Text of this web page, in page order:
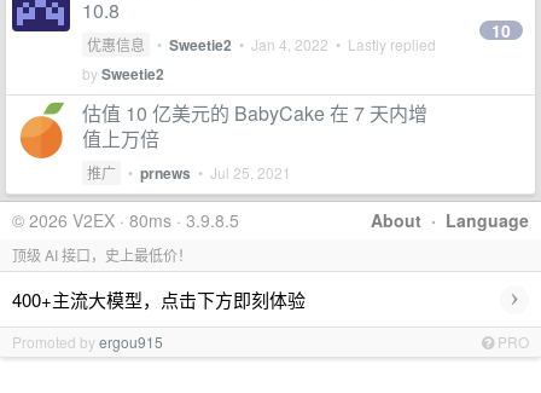
10.8
优惠信息 • Sweetie2 • Jan 4, 2022 • Lastly replied
bySweetie2
10
估值 10 亿美元的 BabyCake 在 7 天内增
值上万倍
推广 • prnews • Jul 25, 2021
About · Language
© 2026 V2EX · 80ms · 3.9.8.5
顶级 AI 接口，史上最低价！
400+主流大模型，点击下方即刻体验 ›
Promoted byergou915 PRO